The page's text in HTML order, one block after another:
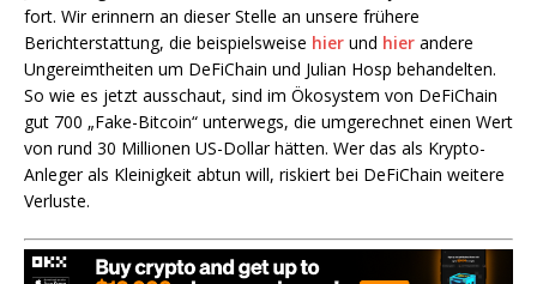
fort. Wir erinnern an dieser Stelle an unsere frühere
Berichterstattung, die beispielsweise hier und hier andere
Ungereimtheiten um DeFiChain und Julian Hosp behandelten.
So wie es jetzt ausschaut, sind im Ökosystem von DeFiChain
gut 700 „Fake-Bitcoin“ unterwegs, die umgerechnet einen Wert
von rund 30 Millionen US-Dollar hätten. Wer das als Krypto-
Anleger als Kleinigkeit abtun will, riskiert bei DeFiChain weitere
Verluste.